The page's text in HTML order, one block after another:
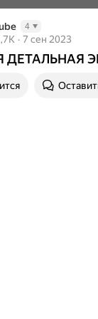
ДЕТАЛЬНАЯ
4
просмотров
7 сен 2023
ДЕТАЛЬНАЯ